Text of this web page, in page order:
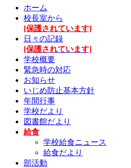
ホーム
校長室から
[保護されています]
日々の記録
[保護されています]
学校概要
緊急時の対応
お知らせ
いじめ防止基本方針
年間行事
学校だより
図書館だより
給食
学校給食ニュース
給食だより
部活動